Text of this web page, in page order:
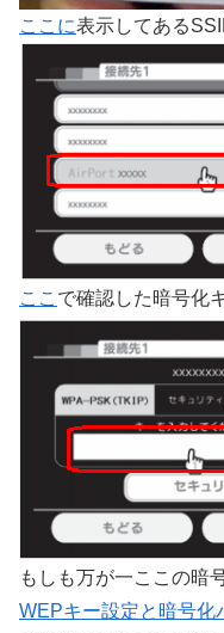
ここに表示してある
ここ で確認した暗号化
もしも万が一ここの暗
WEPキー設定と暗号化